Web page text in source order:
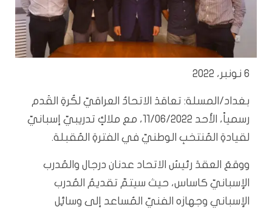
6 نونبر، 2022
بغداد/المسلة: تعاقدَ الاتحادُ العراقيّ لكُرةِ القَدم
رسمياً، الأحد 11/06/2022، مع ملاكٍ تدريبيّ إسبانيّ
لقيادةِ المُنتخبِ الوطنيّ في الفترةِ المُقبلة.
ووقعَ العقدَ رئيسُ الاتحاد عدنان درجال والمُدرب
الإسبانيّ كاساس، حيث سيتمّ تقديمُ المُدرب
الإسباني وجهازه الفنيّ المُساعد إلى وسائِل